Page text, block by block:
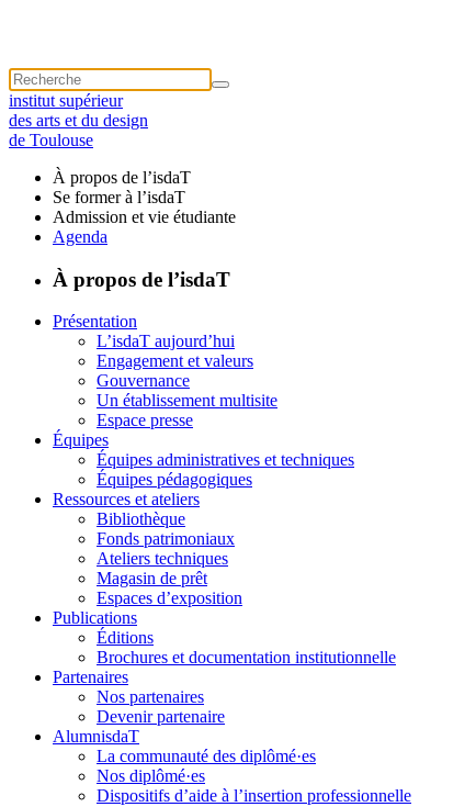
institut supérieur
des arts et du design
de Toulouse
À propos de l’isdaT
Se former à l’isdaT
Admission et vie étudiante
Agenda
À propos de l’isdaT
Présentation
L’isdaT aujourd’hui
Engagement et valeurs
Gouvernance
Un établissement multisite
Espace presse
Équipes
Équipes administratives et techniques
Équipes pédagogiques
Ressources et ateliers
Bibliothèque
Fonds patrimoniaux
Ateliers techniques
Magasin de prêt
Espaces d’exposition
Publications
Éditions
Brochures et documentation institutionnelle
Partenaires
Nos partenaires
Devenir partenaire
AlumnisdaT
La communauté des diplômé·es
Nos diplômé·es
Dispositifs d’aide à l’insertion professionnelle